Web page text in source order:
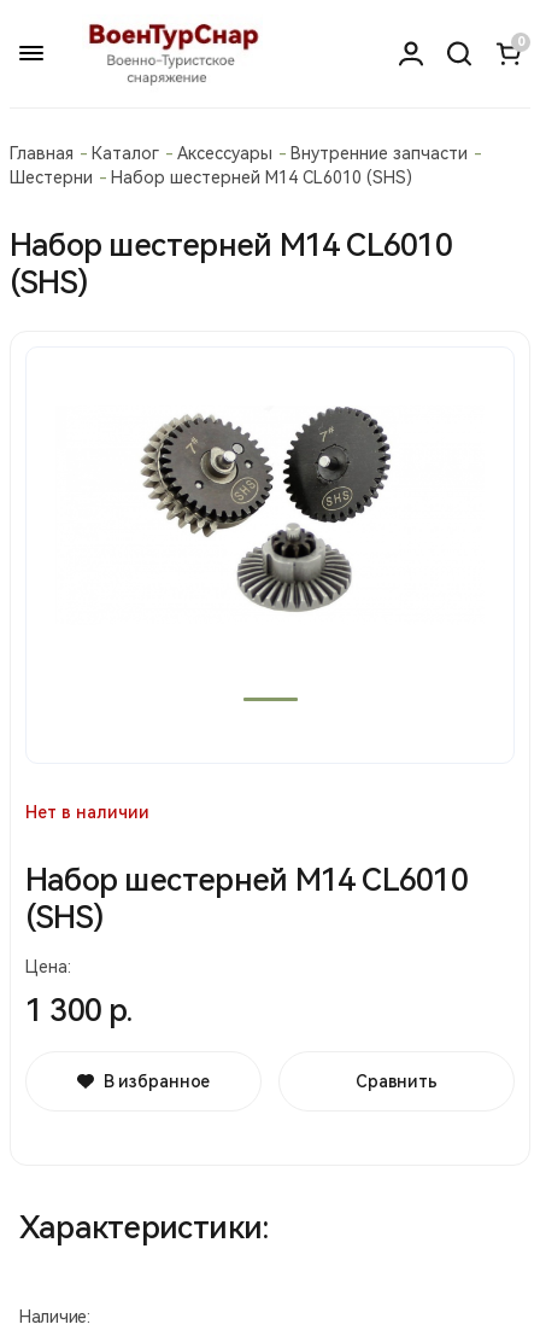
0
Главная Каталог Аксессуары
Внутренние запчасти
Шестерни
Набор шестерней М14 CL6010 (SHS)
Набор шестерней М14 CL6010
(SHS)
Нет в наличии
Набор шестерней М14 CL6010
(SHS)
Цена:
1 300 р.
В избранное Сравнить
Характеристики:
Наличие: